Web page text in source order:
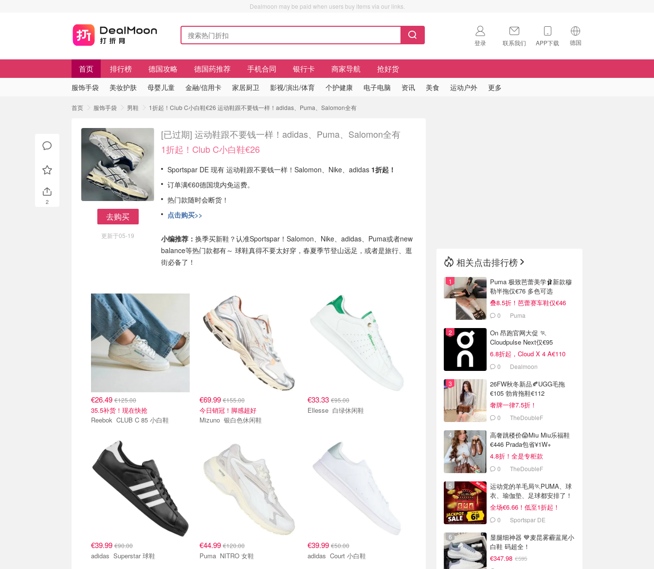
Dealmoon may be paid when users buy items via our links.
登录 联系我们 APP下载 德国
🇺🇸
首页 排行榜 德国攻略 德国药推荐 手机合同 银行卡 商家导航 抢好货
服饰手袋 美妆护肤 母婴儿童 金融/信用卡 家居厨卫 影视/演出/体育 个护健康 电子电脑 资讯 美食 运动户外 更多
首页 服饰手袋 男鞋 1折起！Club C小白鞋€26 运动鞋跟不要钱一样！adidas、Puma、Salomon全有
去购买
更新于05-19
[已过期] 运动鞋跟不要钱一样！adidas、Puma、Salomon全有
1折起！Club C小白鞋€26
Sportspar DE 现有 运动鞋跟不要钱一样！Salomon、Nike、adidas 1折起！
订单满€60德国境内免运费。
热门款随时会断货！
点击购买>>
小编推荐： 换季买新鞋？认准Sportspar！Salomon、Nike、adidas、Puma或者new
balance等热门款都有～ 球鞋真得不要太好穿，春夏季节登山远足，或者是旅行、逛
街必备了！
€26.49 €125.00
35.5补货！现在快抢
Reebok CLUB C 85 小白鞋
€69.99€155.00
今日销冠！脚感超好
Mizuno 银白色休闲鞋
€33.33 €95.00
Ellesse 白绿休闲鞋
€39.99 €90.00
adidas Superstar 球鞋
€44.99€120.00
Puma NITRO 女鞋
€39.99 €50.00
adidas Court 小白鞋
2
相关点击排行榜
Puma 极致芭蕾美学🩰新款穆
勒半拖仅€76 多色可选
叠8.5折！芭蕾赛车鞋仅€46
0 Puma
On 昂跑官网大促 🏃
Cloudpulse Next仅€95
6.8折起，Cloud X 4 A€110
0 Dealmoon
26FW秋冬新品🍂UGG毛拖
€105 勃肯拖鞋€112
奢牌一律7.5折！
0 TheDoubleF
高奢跳楼价😱Miu Miu乐福鞋
€446 Prada包省¥1W+
4.8折！全是专柜款
0 TheDoubleF
运动党的羊毛局🏃PUMA、球
衣、瑜伽垫、足球都安排了！
全场€6.66！低至1折起！
0 Sportspar DE
显腿细神器 💙麦昆雾霾蓝尾小
白鞋 码超全！
€347.98 €595